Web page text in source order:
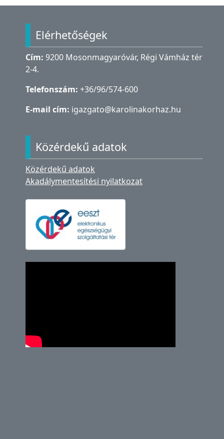
Elérhetőségek
Cím: 9200 Mosonmagyaróvár, Régi Vámház tér
2-4.
Telefonszám: +36/96/574-600
E-mail cím: igazgato@karolinakorhaz.hu
Közérdekű adatok
Közérdekű adatok
Akadálymentesítési nyilatkozat